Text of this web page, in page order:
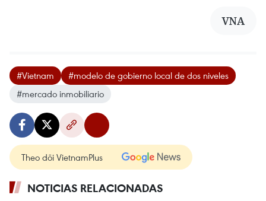
VNA
#Vietnam
#modelo de gobierno local de dos niveles
#mercado inmobiliario
Theo dõi VietnamPlus
NOTICIAS RELACIONADAS